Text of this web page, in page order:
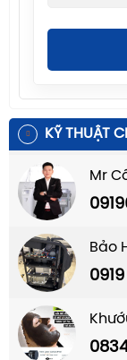
KỸ THUẬT
Mr
Bảo